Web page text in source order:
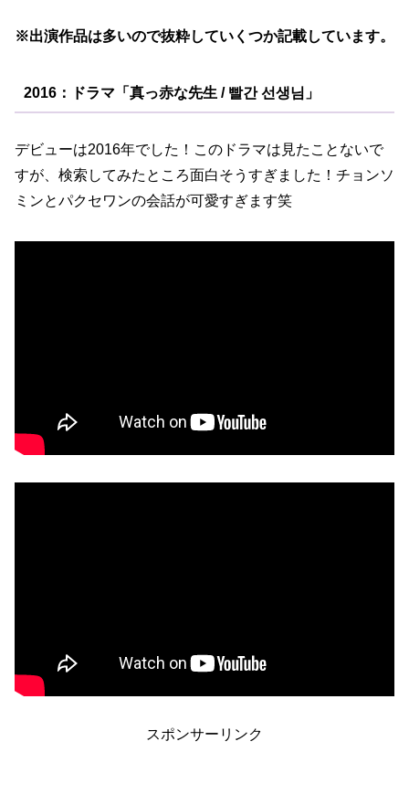
※出演作品は多いので抜粋していくつか記載しています。
2016：ドラマ「真っ赤な先生 / 빨간 선생님」
デビューは2016年でした！このドラマは見たことないで
すが、検索してみたところ面白そうすぎました！チョンソ
ミンとパクセワンの会話が可愛すぎます笑
スポンサーリンク